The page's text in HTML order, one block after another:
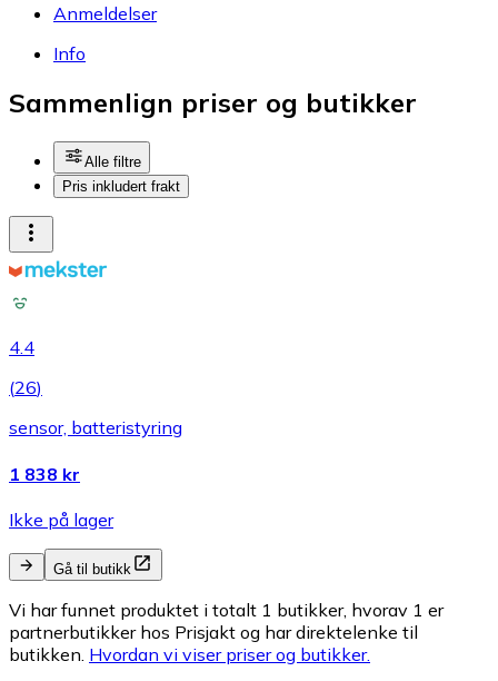
Anmeldelser
Info
Sammenlign priser og butikker
Alle filtre
Pris inkludert frakt
4.4
(26)
sensor, batteristyring
1 838 kr
Ikke på lager
Gå til butikk
Vi har funnet produktet i totalt 1 butikker, hvorav 1 er
partnerbutikker hos Prisjakt og har direktelenke til
butikken. Hvordan vi viser priser og butikker.